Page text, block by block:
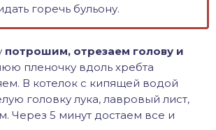
горечь бульону.
потрошим, отрезаем голову и
пленочку вдоль хребта
В котелок с кипящей водой
головку лука, лавровый лист,
Через 5 минут достаем все и